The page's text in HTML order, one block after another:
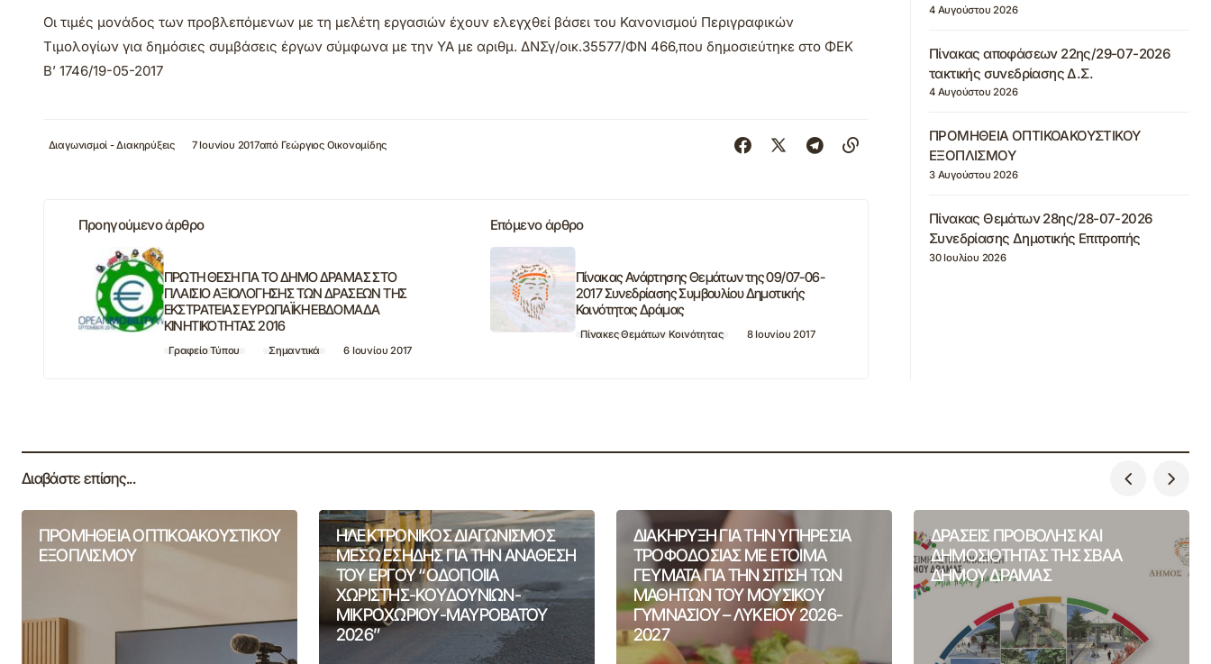
Οι τιμές μονάδος των προβλεπόμενων με τη μελέτη εργασιών έχουν ελεγχθεί βάσει του Κανονισμού Περιγραφικών
Τιμολογίων για δημόσιες συμβάσεις έργων σύμφωνα με την ΥΑ με αριθμ. ΔΝΣγ/οικ.35577/ΦΝ 466,που δημοσιεύτηκε στο ΦΕΚ
Β’ 1746/19-05-2017
Διαγωνισμοί - Διακηρύξεις 7 Ιουνίου 2017από Γεώργιος Οικονομίδης
Προηγούμενο άρθρο
ΠΡΩΤΗ ΘΕΣΗ ΓΙΑ ΤΟ ΔΗΜΟ ΔΡΑΜΑΣ ΣΤΟ
ΠΛΑΙΣΙΟ ΑΞΙΟΛΟΓΗΣΗΣ ΤΩΝ ΔΡΑΣΕΩΝ ΤΗΣ
ΕΚΣΤΡΑΤΕΙΑΣ ΕΥΡΩΠΑΪΚΗ ΕΒΔΟΜΑΔΑ
ΚΙΝΗΤΙΚΟΤΗΤΑΣ 2016
Γραφείο Τύπου Σημαντικά 6 Ιουνίου 2017
Επόμενο άρθρο
Πίνακας Ανάρτησης Θεμάτων της 09/07-06-
2017 Συνεδρίασης Συμβουλίου Δημοτικής
Κοινότητας Δράμας
Πίνακες Θεμάτων Κοινότητας 8 Ιουνίου 2017
4 Αυγούστου 2026
Πίνακας αποφάσεων 22ης/29-07-2026
τακτικής συνεδρίασης Δ.Σ.
4 Αυγούστου 2026
ΠΡΟΜΗΘΕΙΑ ΟΠΤΙΚΟΑΚΟΥΣΤΙΚΟΥ
ΕΞΟΠΛΙΣΜΟΥ
3 Αυγούστου 2026
Πίνακας Θεμάτων 28ης/28-07-2026
Συνεδρίασης Δημοτικής Επιτροπής
30 Ιουλίου 2026
Διαβάστε επίσης...
ΠΡΟΜΗΘΕΙΑ ΟΠΤΙΚΟΑΚΟΥΣΤΙΚΟΥ
ΕΞΟΠΛΙΣΜΟΥ
ΗΛΕΚΤΡΟΝΙΚΟΣ ΔΙΑΓΩΝΙΣΜΟΣ
ΜΕΣΩ ΕΣΗΔΗΣ ΓΙΑ ΤΗΝ ΑΝΑΘΕΣΗ
ΤΟΥ ΕΡΓΟΥ “ΟΔΟΠΟΙΙΑ
ΧΩΡΙΣΤΗΣ-ΚΟΥΔΟΥΝΙΩΝ-
ΜΙΚΡΟΧΩΡΙΟΥ-ΜΑΥΡΟΒΑΤΟΥ
2026”
ΔΙΑΚΗΡΥΞΗ ΓΙΑ ΤΗΝ ΥΠΗΡΕΣΙΑ
ΤΡΟΦΟΔΟΣΙΑΣ ΜΕ ΕΤΟΙΜΑ
ΓΕΥΜΑΤΑ ΓΙΑ ΤΗΝ ΣΙΤΙΣΗ ΤΩΝ
ΜΑΘΗΤΩΝ ΤΟΥ ΜΟΥΣΙΚΟΥ
ΓΥΜΝΑΣΙΟΥ – ΛΥΚΕΙΟΥ 2026-
2027
ΔΡΑΣΕΙΣ ΠΡΟΒΟΛΗΣ ΚΑΙ
ΔΗΜΟΣΙΟΤΗΤΑΣ ΤΗΣ ΣΒΑΑ
ΔΗΜΟΥ ΔΡΑΜΑΣ